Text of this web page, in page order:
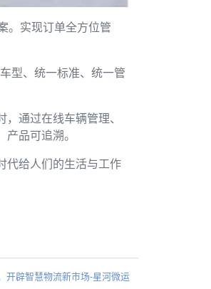
。实现订单全方位管
型、统一标准、统一管
通过在线车辆管理、
品可追溯。
代给人们的生活与工作
开辟智慧物流新市场-星河微运